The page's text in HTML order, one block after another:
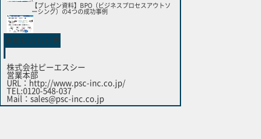
【プレゼン資料】BPO（ビジネスプロセスアウトソ
ーシング）の4つの成功事例
お問い合わせ先
株式会社ピーエスシー
営業本部
URL： http://www.psc-inc.co.jp/
TEL:0120-548-037
Mail：sales@psc-inc.co.jp